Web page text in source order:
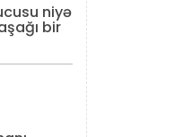
niyə
bir